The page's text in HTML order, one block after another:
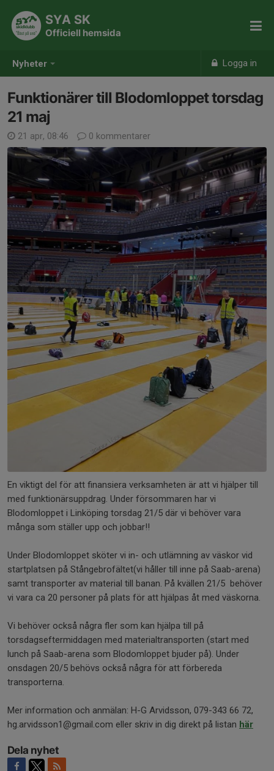
Nyheter Logga in
SYA SK
Officiell hemsida
Funktionärer till Blodomloppet torsdag
21 maj
21 apr, 08:46 0 kommentarer
En viktigt del för att finansiera verksamheten är att vi hjälper till
med funktionärsuppdrag. Under försommaren har vi
Blodomloppet i Linköping torsdag 21/5 där vi behöver vara
många som ställer upp och jobbar!!
Under Blodomloppet sköter vi in- och utlämning av väskor vid
startplatsen på Stångebrofältet(vi håller till inne på Saab-arena)
samt transporter av material till banan. På kvällen 21/5 behöver
vi vara ca 20 personer på plats för att hjälpas åt med väskorna.
Vi behöver också några fler som kan hjälpa till på
torsdagseftermiddagen med materialtransporten (start med
lunch på Saab-arena som Blodomloppet bjuder på). Under
onsdagen 20/5 behövs också några för att förbereda
transporterna.
Mer information och anmälan: H-G Arvidsson, 079-343 66 72,
hg.arvidsson1@gmail.com eller skriv in dig direkt på listan här
Dela nyhet